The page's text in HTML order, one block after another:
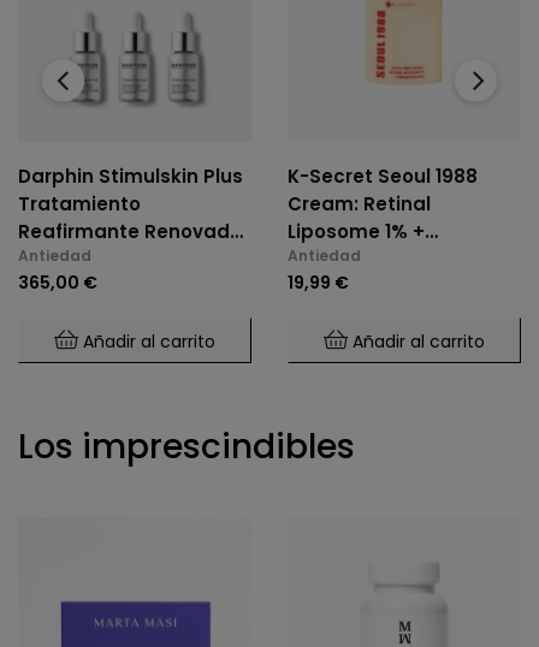
Darphin Stimulskin Plus
Tratamiento
Reafirmante Renovador
6x50 Ml
Antiedad
365,00 €
Añadir al carrito
K-Secret Seoul 1988
Cream: Retinal
Liposome 1% +
Fermented Rice 50ml
Antiedad
19,99 €
Añadir al carrito
‹ ›
Los imprescindibles